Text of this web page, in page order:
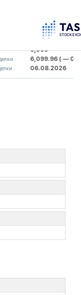
6,099
6,099.96( — 0.0 )
06.08.2026